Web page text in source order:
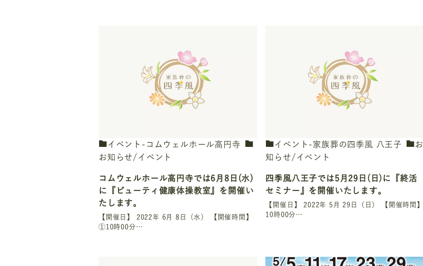
イベント-コムウェルホール高円寺
お知らせ/イベント
コムウェルホール高円寺では6月8日(水)
に『ビューティ健康体操教室』を開催い
たします。
【開催日】 2022年 6月 8日（水） 【開催時間】
①10時00分…
イベント-家族葬の四季風 八王子
お
知らせ/イベント
四季風八王子では5月29日(日)に『終活
セミナー』を開催いたします。
【開催日】 2022年 5月 29日（日） 【開催時間】
10時00分…